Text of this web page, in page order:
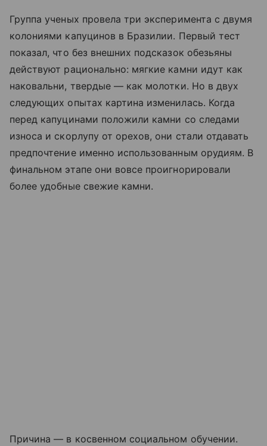
Группа ученых провела три эксперимента с двумя
колониями капуцинов в Бразилии. Первый тест
показал, что без внешних подсказок обезьяны
действуют рационально: мягкие камни идут как
наковальни, твердые — как молотки. Но в двух
следующих опытах картина изменилась. Когда
перед капуцинами положили камни со следами
износа и скорлупу от орехов, они стали отдавать
предпочтение именно использованным орудиям. В
финальном этапе они вовсе проигнорировали
более удобные свежие камни.
Причина — в косвенном социальном обучении.